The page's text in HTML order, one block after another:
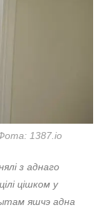
1387.io
з аднаго
цішком у
яшчэ адна